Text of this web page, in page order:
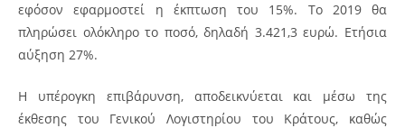
εφόσον εφαρμοστεί η έκπτωση του 15%. Το 2019 θα
πληρώσει ολόκληρο το ποσό, δηλαδή 3.421,3 ευρώ. Ετήσια
αύξηση 27%.
Η υπέρογκη επιβάρυνση, αποδεικνύεται και μέσω της
έκθεσης του Γενικού Λογιστηρίου του Κράτους, καθώς